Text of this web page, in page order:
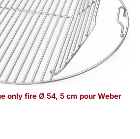
only fire Ø 54, 5 cm pour Weber